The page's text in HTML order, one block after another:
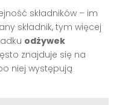
składników – im
składnik, tym więcej
odżywek
znajduje się na
niej występują